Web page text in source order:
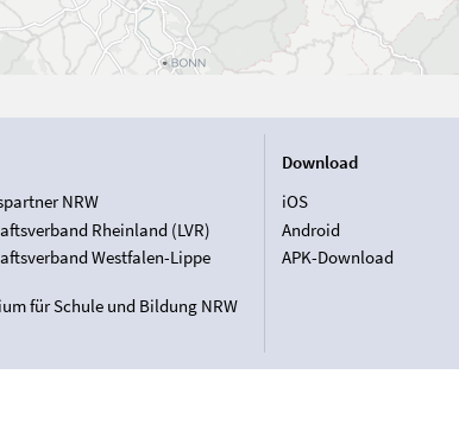
NRW
Rheinland (LVR)
Westfalen-Lippe
für Schule und Bildung NRW
Download
iOS
Android
APK-Download